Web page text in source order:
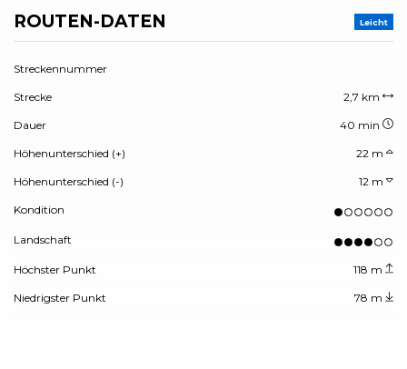
ROUTEN-DATEN Leicht
Streckennummer
Strecke 2,7 km
Dauer 40 min
Höhenunterschied (+) 22 m
Höhenunterschied (-) 12 m
Kondition
Landschaft
Höchster Punkt 118 m
Niedrigster Punkt 78 m